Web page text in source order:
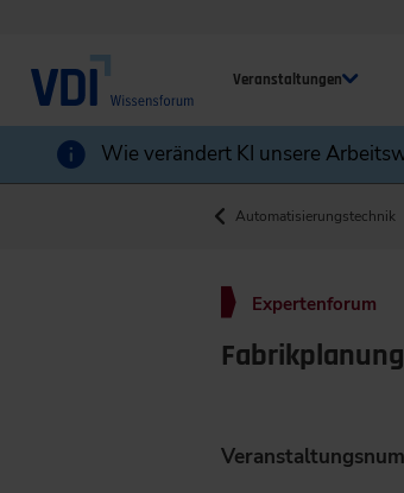
Veranstaltungen
Wie verändert KI unsere
Automatisierungstechnik
Expertenforum
Fabrikplanung